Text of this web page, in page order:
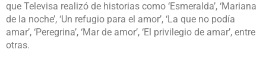
que Televisa realizó de historias como ‘Esmeralda’, ‘Mariana
de la noche’, ‘Un refugio para el amor’, ‘La que no podía
amar’, ‘Peregrina’, ‘Mar de amor’, ‘El privilegio de amar’, entre
otras.